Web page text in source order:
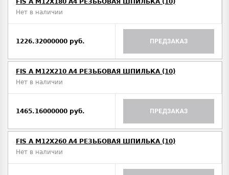
Нет в наличии
1226.32000000 руб. ПРЕДЗАКАЗ
FIS A M12Х210 A4 РЕЗЬБОВАЯ ШПИЛЬКА (10)
Нет в наличии
1465.16000000 руб. ПРЕДЗАКАЗ
FIS A M12Х260 A4 РЕЗЬБОВАЯ ШПИЛЬКА (10)
Нет в наличии